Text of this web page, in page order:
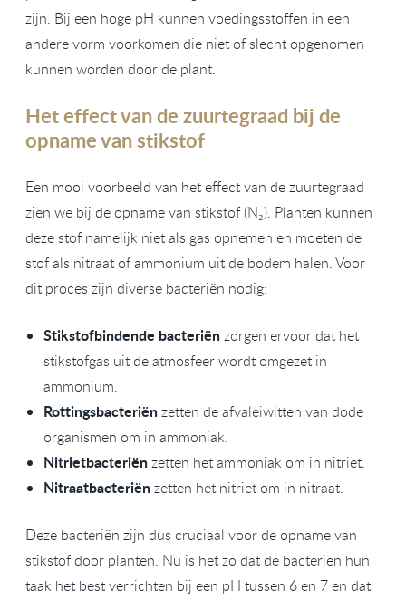
zijn. Bij een hoge pH kunnen voedingsstoffen in een
andere vorm voorkomen die niet of slecht opgenomen
kunnen worden door de plant.
Het effect van de zuurtegraad bij de
opname van stikstof
Een mooi voorbeeld van het effect van de zuurtegraad
zien we bij de opname van stikstof (N₂). Planten kunnen
deze stof namelijk niet als gas opnemen en moeten de
stof als nitraat of ammonium uit de bodem halen. Voor
dit proces zijn diverse bacteriën nodig:
Stikstofbindende bacteriënzorgen ervoor dat het
stikstofgas uit de atmosfeer wordt omgezet in
ammonium.
Rottingsbacteriënzetten de afvaleiwitten van dode
organismen om in ammoniak.
Nitrietbacteriënzetten het ammoniak om in nitriet.
Nitraatbacteriënzetten het nitriet om in nitraat.
Deze bacteriën zijn dus cruciaal voor de opname van
stikstof door planten. Nu is het zo dat de bacteriën hun
taak het best verrichten bij een pH tussen 6 en 7 en dat